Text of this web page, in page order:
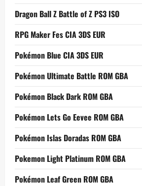
Dragon Ball Z Battle of Z PS3 ISO
RPG Maker Fes CIA 3DS EUR
Pokémon Blue CIA 3DS EUR
Pokémon Ultimate Battle ROM GBA
Pokémon Black Dark ROM GBA
Pokémon Lets Go Eevee ROM GBA
Pokémon Islas Doradas ROM GBA
Pokemon Light Platinum ROM GBA
Pokémon Leaf Green ROM GBA